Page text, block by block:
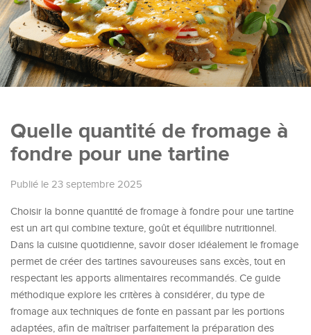
Quelle quantité de fromage à
fondre pour une tartine
Publié le 23 septembre 2025
Choisir la bonne quantité de fromage à fondre pour une tartine
est un art qui combine texture, goût et équilibre nutritionnel.
Dans la cuisine quotidienne, savoir doser idéalement le fromage
permet de créer des tartines savoureuses sans excès, tout en
respectant les apports alimentaires recommandés. Ce guide
méthodique explore les critères à considérer, du type de
fromage aux techniques de fonte en passant par les portions
adaptées, afin de maîtriser parfaitement la préparation des